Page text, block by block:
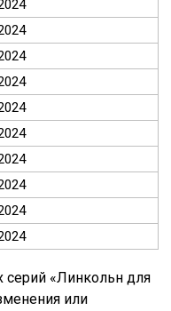
серий «Линкольн для
или